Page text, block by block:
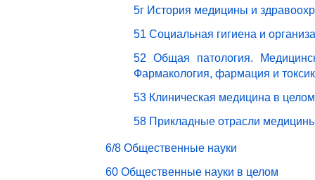
5г История медицины и
51 Социальная гигиена и
52 Общая патология.
Фармакология, фармация и
53 Клиническая медицина в целом
58 Прикладные отрасли
6/8 Общественные науки
60 Общественные науки в целом